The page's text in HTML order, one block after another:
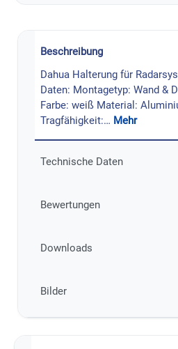
Beschreibung
Dahua Halterung für
Daten: Montagetyp: Wand &
Farbe: weiß Material:
Tragfähigkeit:… Mehr
Technische Daten
Bewertungen
Downloads
Bilder